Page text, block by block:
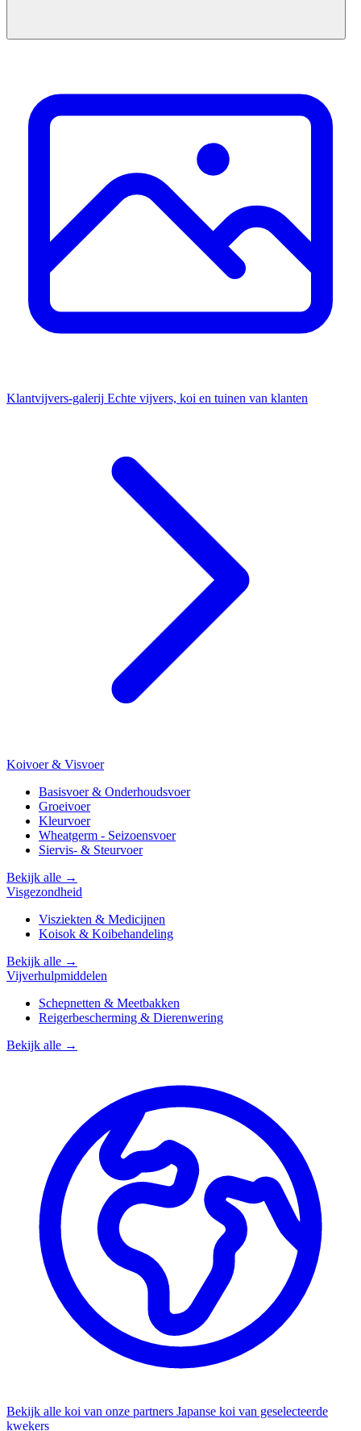
Klantvijvers-galerij Echte vijvers, koi en tuinen van klanten
Koivoer & Visvoer
Basisvoer & Onderhoudsvoer
Groeivoer
Kleurvoer
Wheatgerm - Seizoensvoer
Siervis- & Steurvoer
Bekijk alle →
Visgezondheid
Visziekten & Medicijnen
Koisok & Koibehandeling
Bekijk alle →
Vijverhulpmiddelen
Schepnetten & Meetbakken
Reigerbescherming & Dierenwering
Bekijk alle →
Bekijk alle koi van onze partners Japanse koi van geselecteerde
kwekers